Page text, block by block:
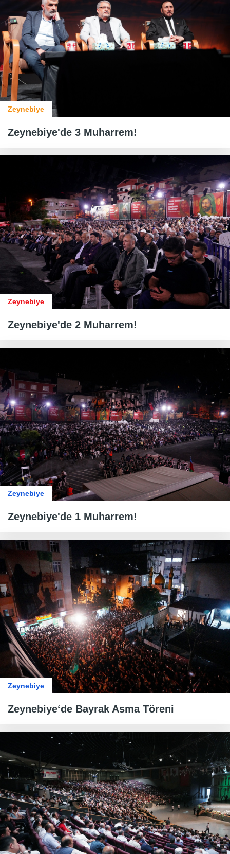
Zeynebiye
Zeynebiye'de 3 Muharrem!
Zeynebiye
Zeynebiye'de 2 Muharrem!
Zeynebiye
Zeynebiye'de 1 Muharrem!
Zeynebiye
Zeynebiye‘de Bayrak Asma Töreni